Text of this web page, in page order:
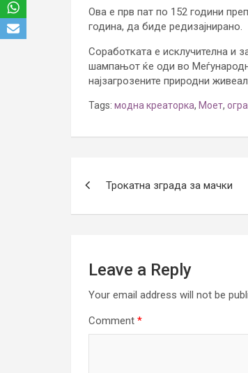
Ова е прв пат по 152 години
година, да биде редизајнирано.
Соработката е исклучителна и
шампањот ќе оди во
најзагрозените природни
Tags: модна креаторка, Моет,
navigation
Трокатна зграда за мачки
Leave a Reply
Your email address will not be
Comment *